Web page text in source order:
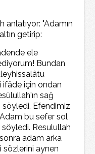
anlatıyor: "Adamın
getirip:
ele
Bundan
için ondan
sağ
söyledi. Efendimiz
bu sefer sol
söyledi. Resulullah
adam arka
sözlerini aynen